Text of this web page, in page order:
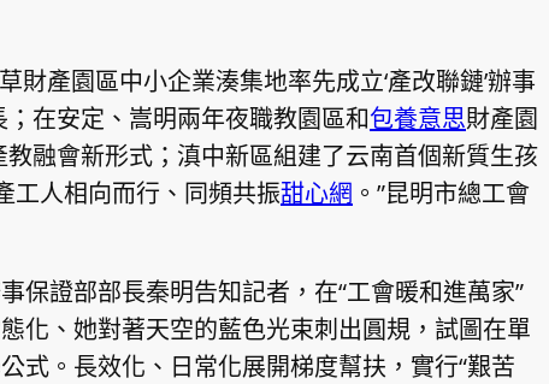
財產園區中小企業湊集地率先成立‘產改聯鏈’辦事
；在安定、嵩明兩年夜職教園區和包養意思財產園
教融會新形式；滇中新區組建了云南首個新質生孩
工人相向而行、同頻共振甜心網 。”昆明市總工會
保證部部長秦明告知記者，在“工會暖和進萬家”
化、她對著天空的藍色光束刺出圓規，試圖在單
式。長效化、日常化展開梯度幫扶，實行“艱苦